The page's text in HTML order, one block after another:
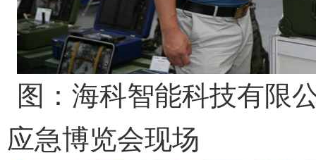
图： 海科智能科技有限
应急博览会现场